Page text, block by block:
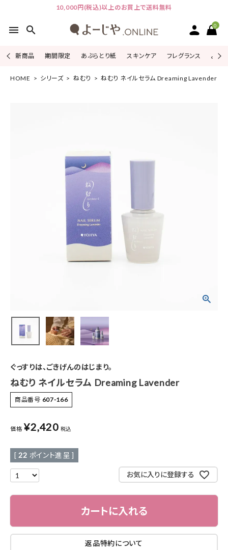
10,000円(税込)以上のお買上で送料無料
menu search 0
新商品 期間限定 あぶらとり紙 スキンケア フレグランス よじ
ACCOUNT MENU
カテゴリーから探す
お客さま向け窓口(お問い合わせ)
メディアさま向け窓口
店舗情報
HOME シリーズ ねむり ねむり ネイルセラム Dreaming Lavender
ぐっすりは、ごきげんのはじまり。
ねむり ネイルセラム Dreaming Lavender
商品番号 607-166
価格 ¥2,420 税込
[ 22 ポイント進呈 ]
お気に入りに登録する
カートに入れる
返品特約について